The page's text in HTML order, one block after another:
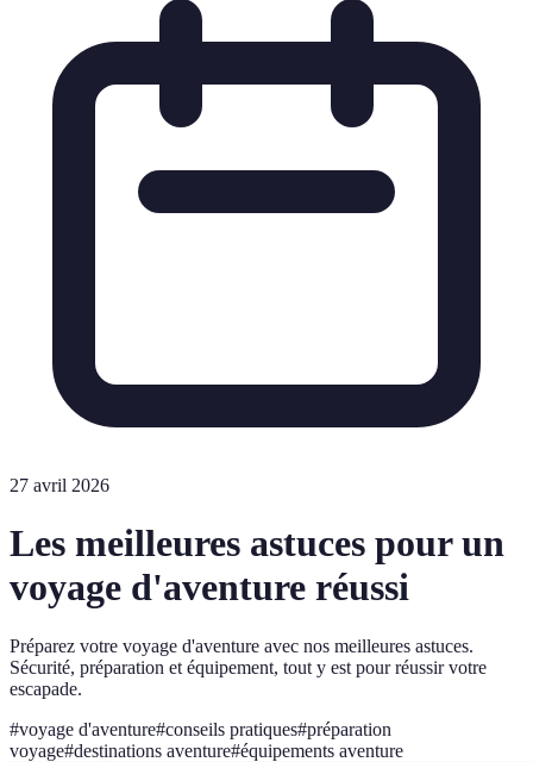
27 avril 2026
Les meilleures astuces pour un
voyage d'aventure réussi
Préparez votre voyage d'aventure avec nos meilleures astuces.
Sécurité, préparation et équipement, tout y est pour réussir votre
escapade.
#voyage d'aventure#conseils pratiques#préparation
voyage#destinations aventure#équipements aventure